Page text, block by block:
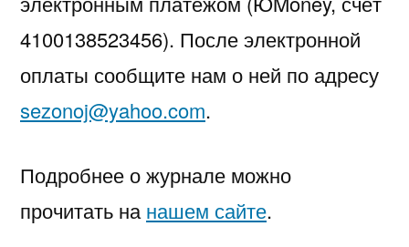
4100138523456). После электронной
оплаты сообщите нам о ней по адресу
sezonoj@yahoo.com.
Подробнее о журнале можно
прочитать на нашем сайте.